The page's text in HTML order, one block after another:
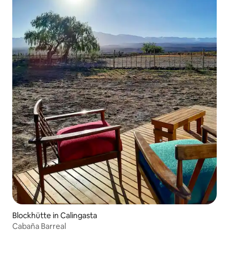
Blockhütte in Calingasta
Cabaña Barreal